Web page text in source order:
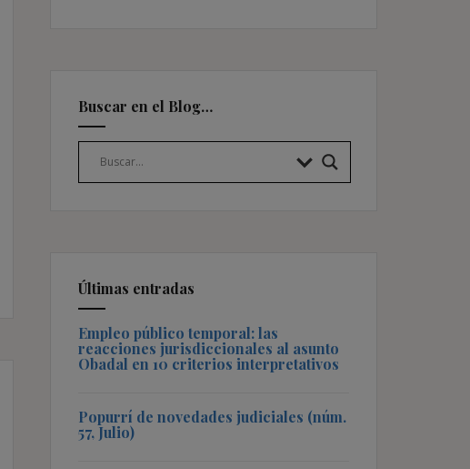
Buscar en el Blog…
Últimas entradas
Empleo público temporal: las
reacciones jurisdiccionales al asunto
Obadal en 10 criterios interpretativos
Popurrí de novedades judiciales (núm.
57, Julio)